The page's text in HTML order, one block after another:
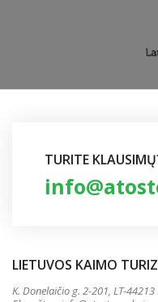
TURITE
LIETUVOS KAIMO
K. Donelaičio g. 2-201, LT-44213